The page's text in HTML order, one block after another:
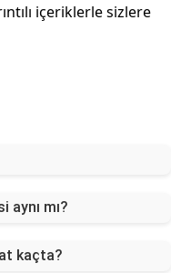
içeriklerle sizlere
aynı mı?
kaçta?